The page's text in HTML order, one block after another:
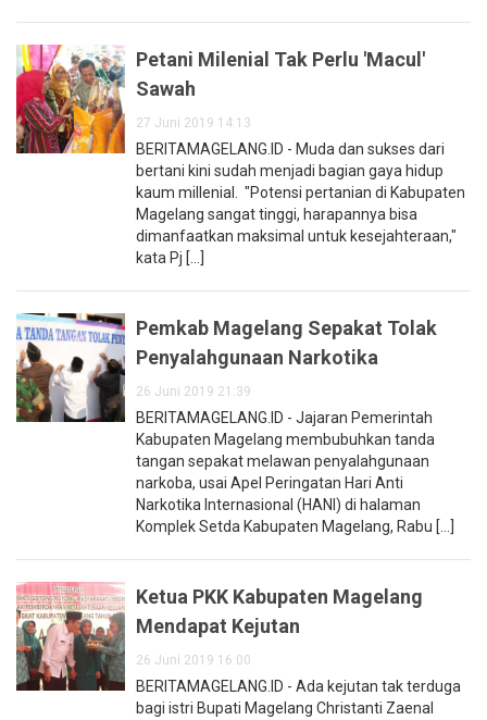
Petani Milenial Tak Perlu 'Macul'
Sawah
27 Juni 2019 14:13
BERITAMAGELANG.ID - Muda dan sukses dari
bertani kini sudah menjadi bagian gaya hidup
kaum millenial. "Potensi pertanian di Kabupaten
Magelang sangat tinggi, harapannya bisa
dimanfaatkan maksimal untuk kesejahteraan,"
kata Pj [...]
Pemkab Magelang Sepakat Tolak
Penyalahgunaan Narkotika
26 Juni 2019 21:39
BERITAMAGELANG.ID - Jajaran Pemerintah
Kabupaten Magelang membubuhkan tanda
tangan sepakat melawan penyalahgunaan
narkoba, usai Apel Peringatan Hari Anti
Narkotika Internasional (HANI) di halaman
Komplek Setda Kabupaten Magelang, Rabu [...]
Ketua PKK Kabupaten Magelang
Mendapat Kejutan
26 Juni 2019 16:00
BERITAMAGELANG.ID - Ada kejutan tak terduga
bagi istri Bupati Magelang Christanti Zaenal